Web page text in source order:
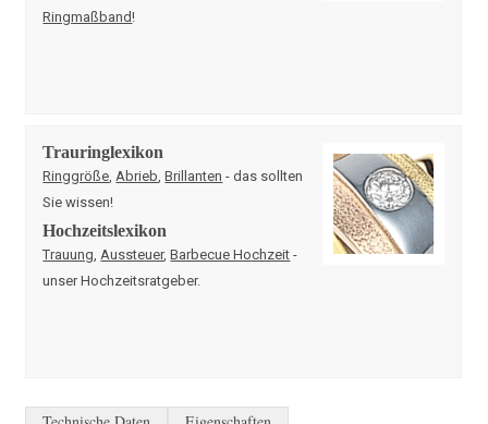
Ringmaßband!
Trauringlexikon
Ringgröße Abrieb ,Brillanten - das sollten
Sie wissen!
Hochzeitslexikon
Trauung Aussteuer,Barbecue Hochzeit -
unser Hochzeitsratgeber.